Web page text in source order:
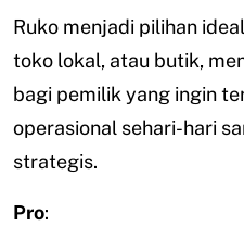
Ruko menjadi pilihan
toko lokal, atau butik,
bagi pemilik yang ingin
operasional sehari-hari
strategis.
Pro: